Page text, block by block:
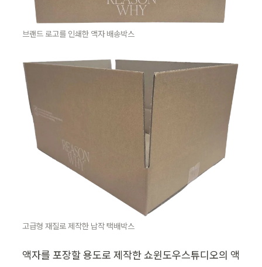
브랜드 로고를 인쇄한 액자 배송박스
고급형 재질로 제작한 납작 택배박스
액자를 포장할 용도로 제작한 쇼윈도우스튜디오의 액